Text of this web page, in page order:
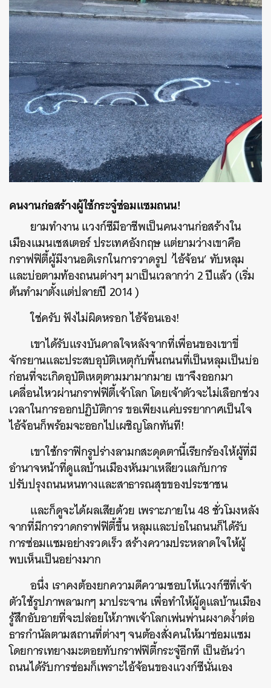
คนงานก่อสร้างผู้ใช้กระจู๋ซ่อมแซมถนน!
ยามทำงาน แวงก์ซีมีอาชีพเป็นคนงานก่อสร้างใน
เมืองแมนเชสเตอร์ ประเทศอังกฤษ แต่ยามว่างเขาคือ
กราฟฟิตี้ผู้มีงานอดิเรกในการวาดรูป ‘ไอ้จ้อน’ ทับหลุม
และบ่อตามท้องถนนต่างๆ มาเป็นเวลากว่า 2 ปีแล้ว (เริ่ม
ต้นทำมาตั้งแต่ปลายปี 2014 )
ใช่ครับ ฟังไม่ผิดหรอก ไอ้จ้อนเอง!
เขาได้รับแรงบันดาลใจหลังจากที่เพื่อนของเขาขี่
จักรยานและประสบอุบัติเหตุกับพื้นถนนที่เป็นหลุมเป็นบ่อ
ก่อนที่จะเกิดอุบัติเหตุตามมามากมาย เขาจึงออกมา
เคลื่อนไหวผ่านกราฟฟิตี้เจ้าโลก โดยเจ้าตัวจะไม่เลือกช่วง
เวลาในการออกปฏิบัติการ ขอเพียงแค่บรรยากาศเป็นใจ
ไอ้จ้อนก็พร้อมจะออกไปเผชิญโลกทันที!
เขาใช้กราฟิกรูปร่างลามกสะดุดตานี้เรียกร้องให้ผู้ที่มี
อำนาจหน้าที่ดูแลบ้านเมืองหันมาเหลียวแลกับการ
ปรับปรุงถนนหนทางและสาธารณสุขของประชาชน
และก็ดูจะได้ผลเสียด้วย เพราะภายใน 48 ชั่วโมงหลัง
จากที่มีการวาดกราฟฟิตี้ขึ้น หลุมและบ่อในถนนก็ได้รับ
การซ่อมแซมอย่างรวดเร็ว สร้างความประหลาดใจให้ผู้
พบเห็นเป็นอย่างมาก
อนึ่ง เราคงต้องยกความดีความชอบให้แวงก์ซีที่เจ้า
ตัวใช้รูปภาพลามกๆ มาประจาน เพื่อทำให้ผู้ดูแลบ้านเมือง
รู้สึกอับอายที่จะปล่อยให้ภาพเจ้าโลกเพ่นพ่านผงาดง้ำต่อ
ธารกำนัลตามสถานที่ต่างๆ จนต้องสั่งคนให้มาซ่อมแซม
โดยการเทยางมะตอยทับกราฟฟิตี้กระจู๋อีกที เป็นอันว่า
ถนนได้รับการซ่อมก็เพราะไอ้จ้อนของแวงก์ซีนั่นเอง